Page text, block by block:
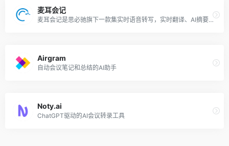
麦耳会记
麦耳会记是思必驰旗下一款集实时语音转写，实时翻译、AI摘要分析等功能为一体的应用软件，主要应用于办公会议、学生网课、客户访谈录音等场景。软件支持边录音、边转写，录音结束后，音频、文本实时同步至PC端、手机端。
Airgram
自动会议笔记和总结的AI助手
Noty.ai
ChatGPT驱动的AI会议转录工具